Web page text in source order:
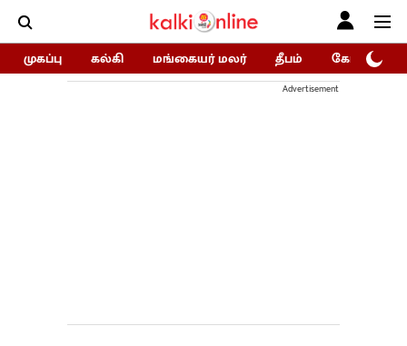
முகப்பு கல்கி மங்கையர் மலர் தீபம் கோகுலம்/
Advertisement